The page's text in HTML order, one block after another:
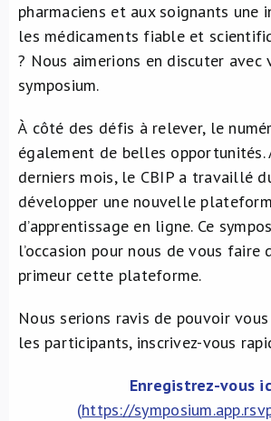
pharmaciens et aux soignants une
les médicaments fiable et
? Nous aimerions en discuter avec
symposium.
À côté des défis à relever, le
également de belles opportunités.
derniers mois, le CBIP a travaillé
développer une nouvelle
d’apprentissage en ligne. Ce
l’occasion pour nous de vous faire
primeur cette plateforme.
Nous serions ravis de pouvoir
les participants, inscrivez-vous
Enregistrez-vous
(https://